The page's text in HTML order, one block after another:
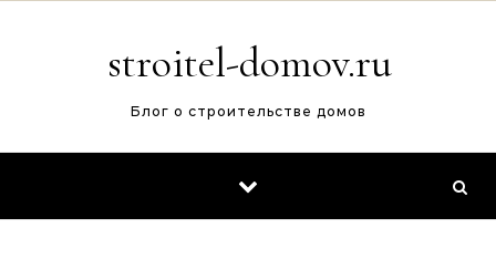
stroitel-domov.ru
Блог о строительстве домов